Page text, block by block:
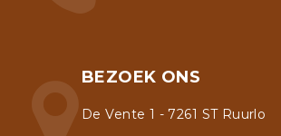
BEZOEK ONS
De Vente 1 - 7261 ST Ruurlo